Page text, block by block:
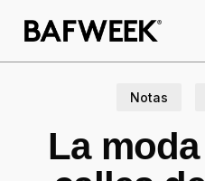
Notas
La